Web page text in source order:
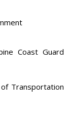
Coast Guard
Transportation